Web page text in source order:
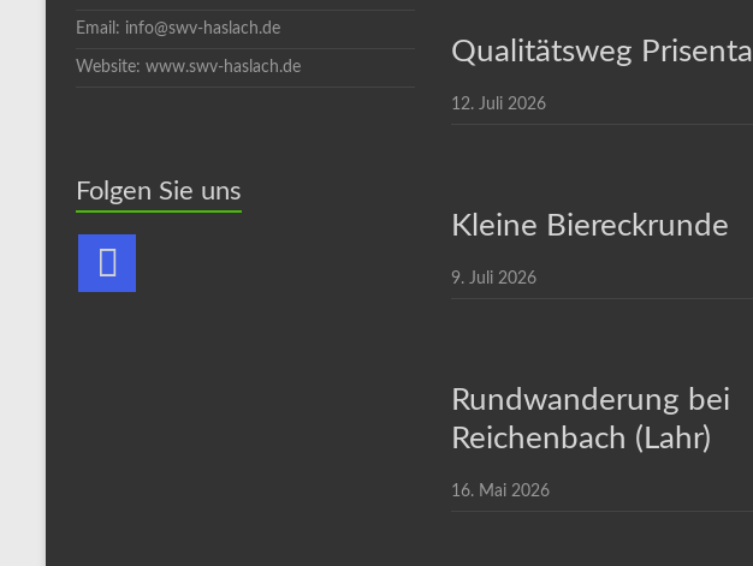
Email: info@swv-haslach.de
Website: www.swv-haslach.de
Folgen Sie uns
Qualitätsweg Prisental
12. Juli 2026
Kleine Biereckrunde
9. Juli 2026
Rundwanderung bei
Reichenbach (Lahr)
16. Mai 2026